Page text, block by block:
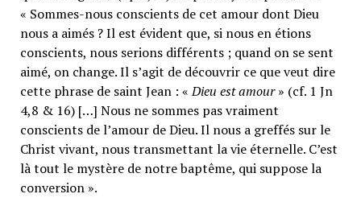
« Sommes-nous conscients de cet amour dont Dieu
nous a aimés ? Il est évident que, si nous en étions
conscients, nous serions différents ; quand on se sent
aimé, on change. Il s’agit de découvrir ce que veut dire
cette phrase de saint Jean : «Dieu est amour» (cf. 1 Jn
4,8 & 16) […] Nous ne sommes pas vraiment
conscients de l’amour de Dieu. Il nous a greffés sur le
Christ vivant, nous transmettant la vie éternelle. C’est
là tout le mystère de notre baptême, qui suppose la
conversion ».